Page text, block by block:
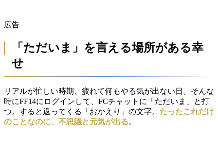
広告
「ただいま」を言える場所がある幸
せ
リアルが忙しい時期、疲れて何もやる気が出ない日。そんな
時にFF14にログインして、FCチャットに「ただいま」と打
つ。すると返ってくる「おかえり」の文字。 たったこれだけ
のことなのに、不思議と元気が出る。